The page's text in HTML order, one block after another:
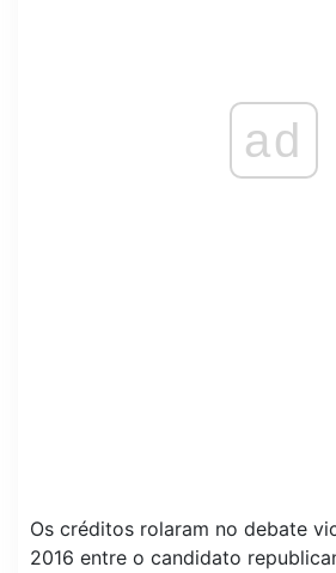
ad
Os créditos rolaram no debate
2016 entre o candidato